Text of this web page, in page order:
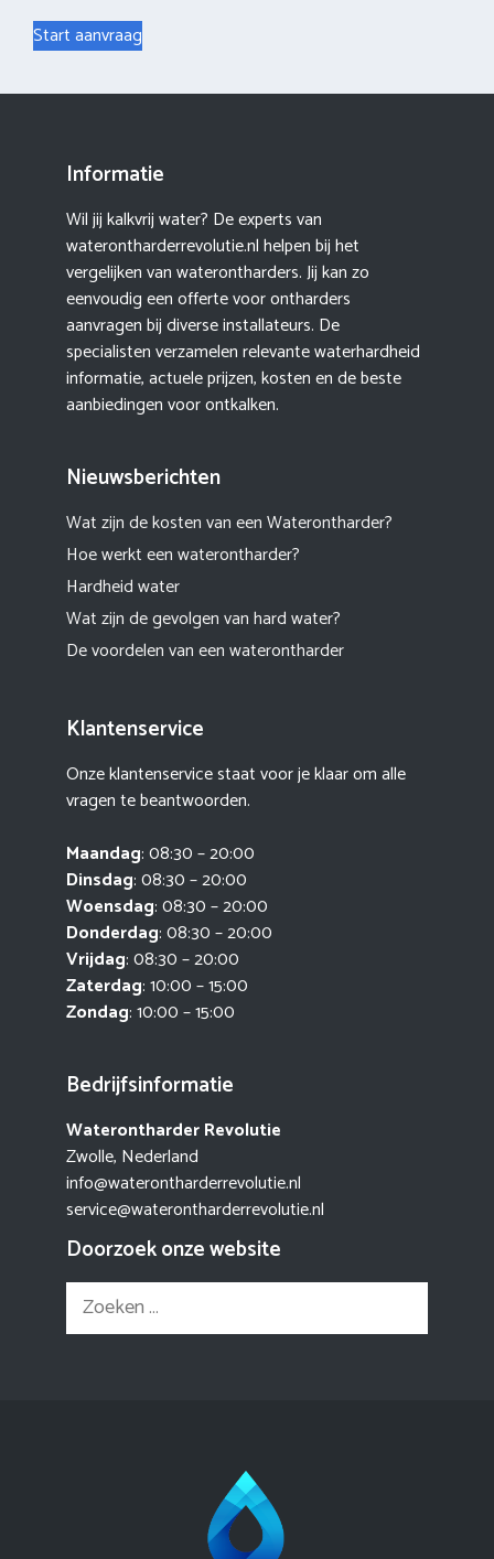
Start aanvraag
Informatie
Wil jij kalkvrij water? De experts van
waterontharderrevolutie.nl helpen bij het
vergelijken van waterontharders. Jij kan zo
eenvoudig een offerte voor ontharders
aanvragen bij diverse installateurs. De
specialisten verzamelen relevante waterhardheid
informatie, actuele prijzen, kosten en de beste
aanbiedingen voor ontkalken.
Nieuwsberichten
Wat zijn de kosten van een Waterontharder?
Hoe werkt een waterontharder?
Hardheid water
Wat zijn de gevolgen van hard water?
De voordelen van een waterontharder
Klantenservice
Onze klantenservice staat voor je klaar om alle
vragen te beantwoorden.
Maandag: 08:30 – 20:00
Dinsdag: 08:30 – 20:00
Woensdag: 08:30 – 20:00
Donderdag: 08:30 – 20:00
Vrijdag: 08:30 – 20:00
Zaterdag: 10:00 – 15:00
Zondag: 10:00 – 15:00
Bedrijfsinformatie
Waterontharder Revolutie
Zwolle, Nederland
info@waterontharderrevolutie.nl
service@waterontharderrevolutie.nl
Doorzoek onze website
Zoek
naar: